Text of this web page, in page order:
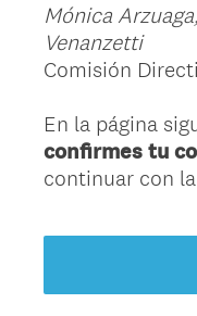
Mónica
Venanzetti
Comisión
En la página
confirmes tu
continuar con